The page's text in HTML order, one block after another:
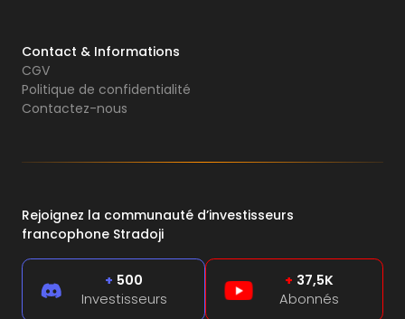
Contact & Informations
CGV
Politique de confidentialité
Contactez-nous
Rejoignez la communauté d’investisseurs
francophone Stradoji
+ 500
Investisseurs
+ 37,5K
Abonnés